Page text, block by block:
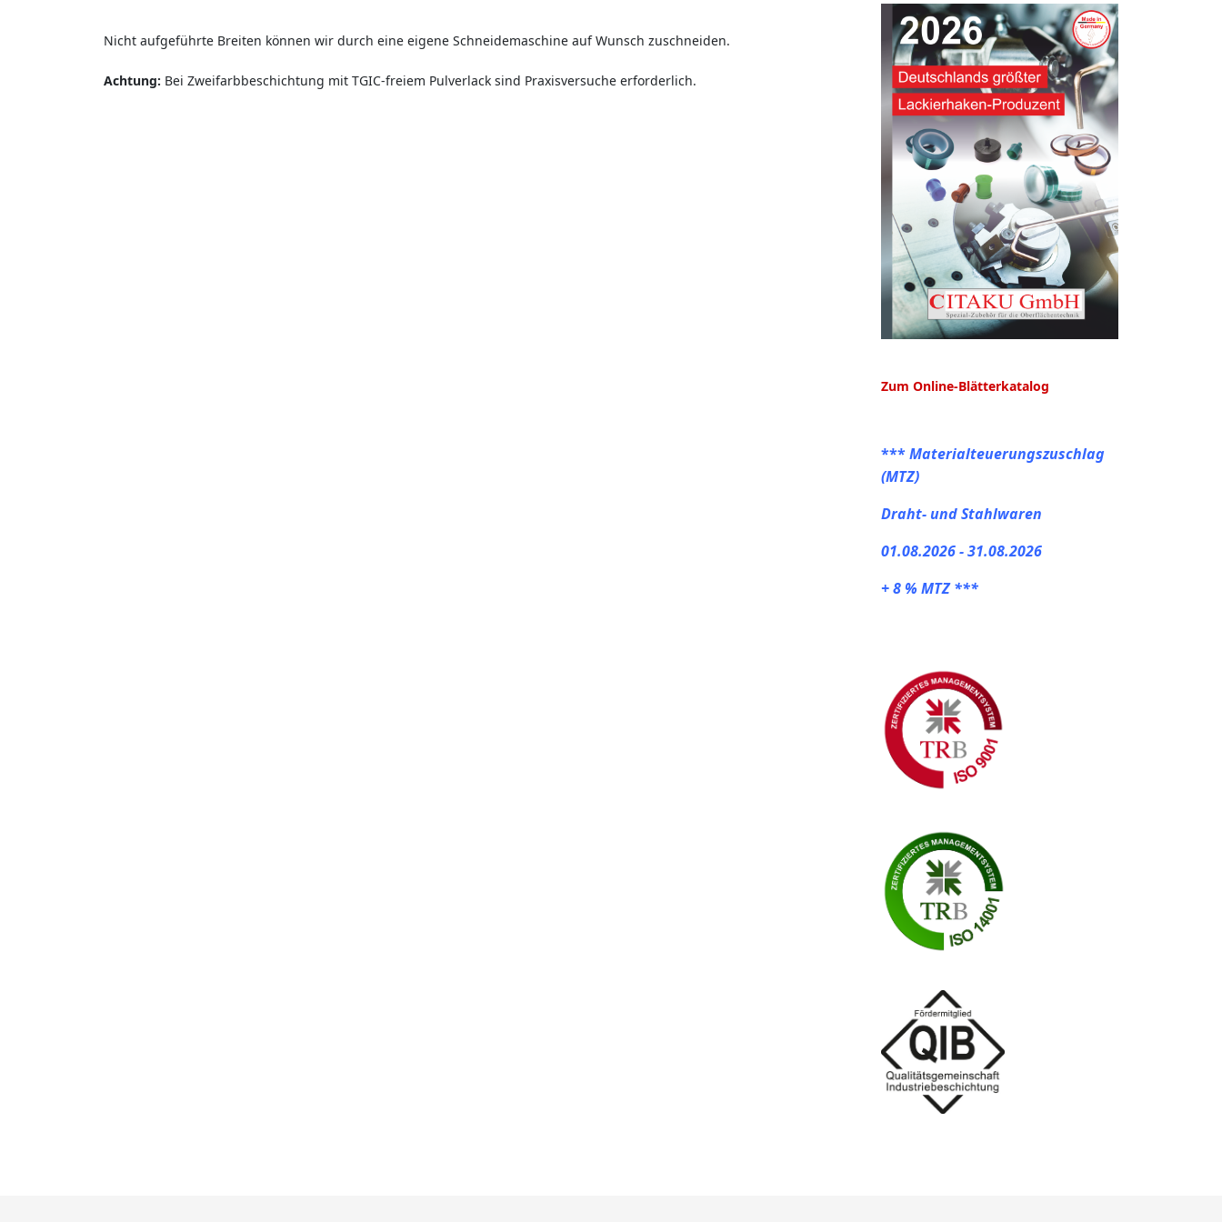
Nicht aufgeführte Breiten können wir durch eine eigene Schneidemaschine auf Wunsch zuschneiden.
Achtung: Bei Zweifarbbeschichtung mit TGIC-freiem Pulverlack sind Praxisversuche erforderlich.
Zum Online-Blätterkatalog
***Materialteuerungszuschlag
(MTZ)
Draht- und Stahlwaren
01.08.2026 - 31.08.2026
+ 8 % MTZ ***